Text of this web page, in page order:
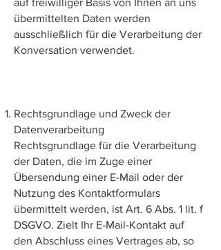
auf freiwilliger Basis von Ihnen an uns
übermittelten Daten werden
ausschließlich für die Verarbeitung der
Konversation verwendet.
Rechtsgrundlage und Zweck der
Datenverarbeitung
Rechtsgrundlage für die Verarbeitung
der Daten, die im Zuge einer
Übersendung einer E-Mail oder der
Nutzung des Kontaktformulars
übermittelt werden, ist Art. 6 Abs. 1 lit. f
DSGVO. Zielt Ihr E-Mail-Kontakt auf
den Abschluss eines Vertrages ab, so